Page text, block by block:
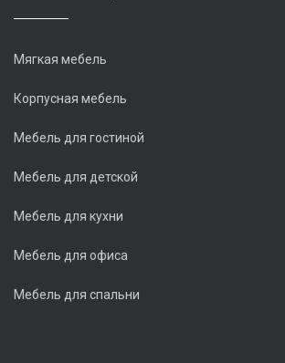
Мягкая мебель
Корпусная мебель
Мебель для гостиной
Мебель для детской
Мебель для кухни
Мебель для офиса
Мебель для спальни